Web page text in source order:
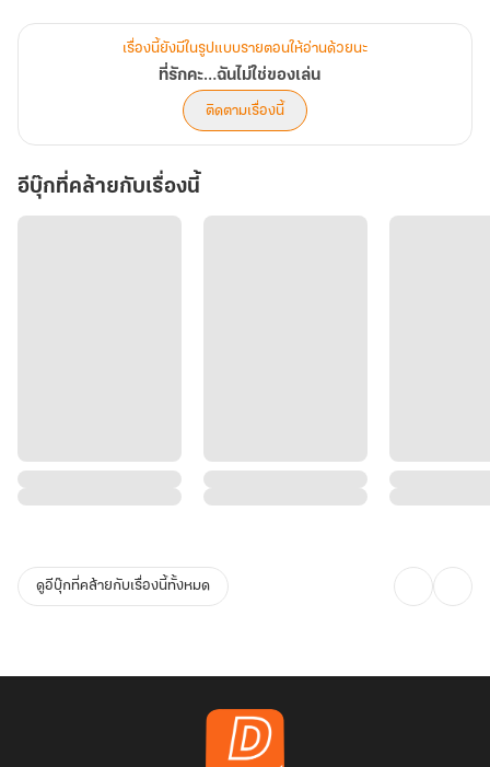
เรื่องนี้ยังมีในรูปแบบรายตอนให้อ่านด้วยนะ
ที่รักคะ…ฉันไม่ใช่ของเล่น
ติดตามเรื่องนี้
อีบุ๊กที่คล้ายกับเรื่องนี้
ดูอีบุ๊กที่คล้ายกับเรื่องนี้ทั้งหมด